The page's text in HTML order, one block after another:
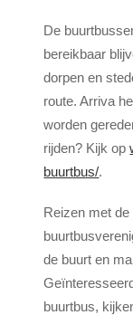
De
bereikbaar
dorpen en
route. Arriva
worden
rijden? Kijk op
buurtbus/.
Reizen met
de buurt en
buurtbus,